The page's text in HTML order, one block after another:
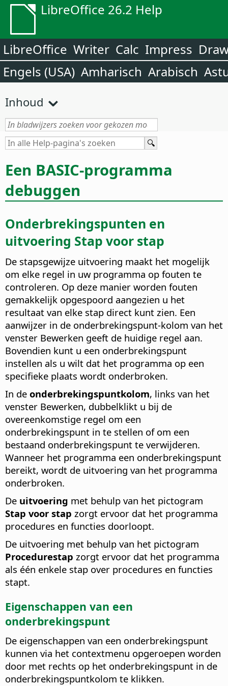
LibreOffice 26.2 Help
LibreOffice Writer Calc Impress
Engels (USA) Amharisch Arabisch
Inhoud
Een BASIC-programma
debuggen
Onderbrekingspunten en
uitvoering Stap voor stap
De stapsgewijze uitvoering maakt het mogelijk
om elke regel in uw programma op fouten te
controleren. Op deze manier worden fouten
gemakkelijk opgespoord aangezien u het
resultaat van elke stap direct kunt zien. Een
aanwijzer in de onderbrekingspunt-kolom van het
venster Bewerken geeft de huidige regel aan.
Bovendien kunt u een onderbrekingspunt
instellen als u wilt dat het programma op een
specifieke plaats wordt onderbroken.
In de onderbrekingspuntkolom, links van het
venster Bewerken, dubbelklikt u bij de
overeenkomstige regel om een
onderbrekingspunt in te stellen of om een
bestaand onderbrekingspunt te verwijderen.
Wanneer het programma een onderbrekingspunt
bereikt, wordt de uitvoering van het programma
onderbroken.
De uitvoering met behulp van het pictogram
Stap voor stap zorgt ervoor dat het programma
procedures en functies doorloopt.
De uitvoering met behulp van het pictogram
Procedurestap zorgt ervoor dat het programma
als één enkele stap over procedures en functies
stapt.
Eigenschappen van een
onderbrekingspunt
De eigenschappen van een onderbrekingspunt
kunnen via het contextmenu opgeroepen worden
door met rechts op het onderbrekingspunt in de
onderbrekingspuntkolom te klikken.